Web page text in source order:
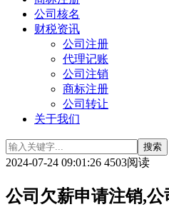
公司核名
财税资讯
公司注册
代理记账
公司注销
商标注册
公司转让
关于我们
2024-07-24 09:01:26 4503阅读
公司欠薪申请注销,